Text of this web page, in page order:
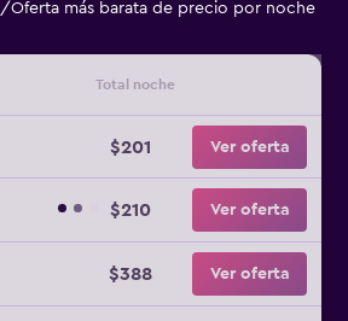
/Oferta más barata de precio por noche
Total noche
$201 Ver oferta
$210 Ver oferta
$388 Ver oferta